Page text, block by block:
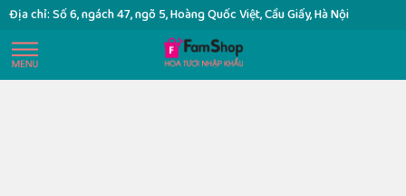
Địa chỉ: Số 6, ngách 47, ngõ 5, Hoàng Quốc Việt, Cầu Giấy, Hà Nội